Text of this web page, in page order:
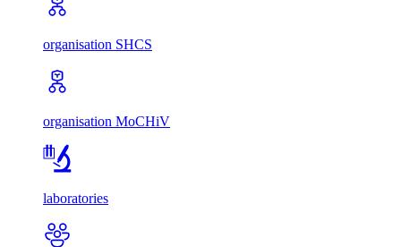
organisation SHCS
organisation MoCHiV
laboratories